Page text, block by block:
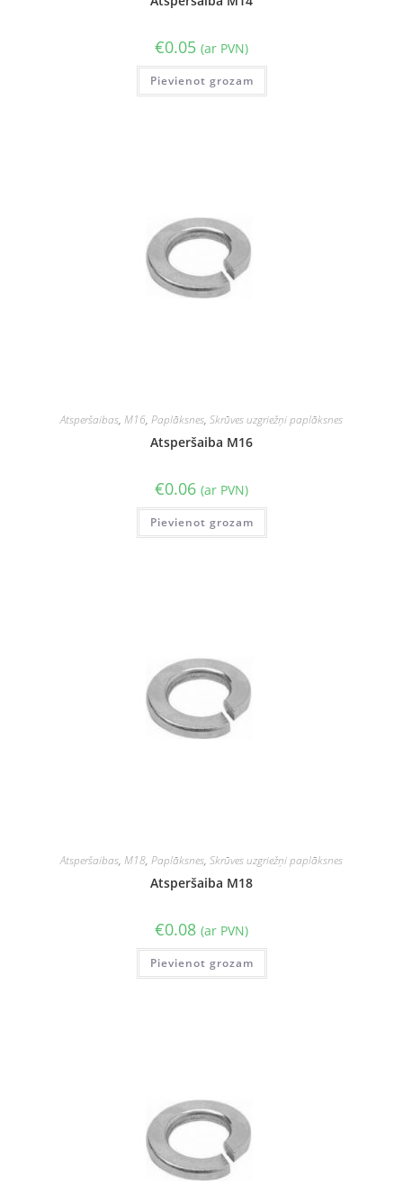
€0.05 (ar PVN)
Pievienot grozam
Atsperšaibas, M16, Paplāksnes, Skrūves uzgriežņi paplāksnes
Atsperšaiba M16
€0.06 (ar PVN)
Pievienot grozam
Atsperšaibas, M18, Paplāksnes, Skrūves uzgriežņi paplāksnes
Atsperšaiba M18
€0.08 (ar PVN)
Pievienot grozam